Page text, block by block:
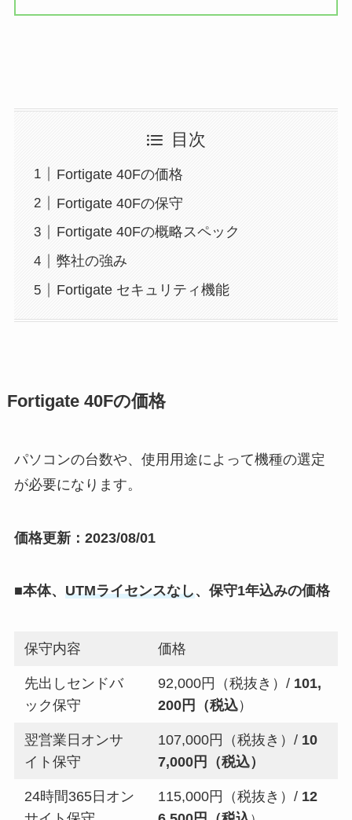
目次
Fortigate 40Fの価格
Fortigate 40Fの保守
Fortigate 40Fの概略スペック
弊社の強み
Fortigate セキュリティ機能
Fortigate 40Fの価格
パソコンの台数や、使用用途によって機種の選定
が必要になります。
価格更新：2023/08/01
■本体、 UTMライセンスなし、保守1年込みの価格
保守内容 価格
先出しセンドバ
ック保守
92,000円（税抜き）/ 101,
200円（税込）
翌営業日オンサ
イト保守
107,000円（税抜き）/ 10
7,000円（税込）
24時間365日オン
115,000円（税抜き）/ 12